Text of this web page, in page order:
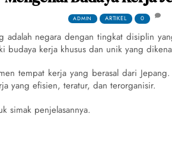
ADMIN ARTIKEL 0
adalah negara dengan tingkat disiplin
budaya kerja khusus dan unik yang
tempat kerja yang berasal dari
yang efisien, teratur, dan terorganisir.
simak penjelasannya.